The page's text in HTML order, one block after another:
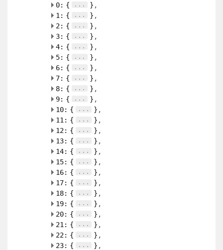
0: { ...
}
1: { ...
}
2: { ...
}
3: { ...
}
4: { ...
}
5: { ...
}
6: { ...
}
7: { ...
}
8: { ...
}
9: { ...
}
10: { ...
}
11: { ...
}
12: { ...
}
13: { ...
}
14: { ...
}
15: { ...
}
16: { ...
}
17: { ...
}
18: { ...
}
19: { ...
}
20: { ...
}
21: { ...
}
22: { ...
}
23: { ...
}